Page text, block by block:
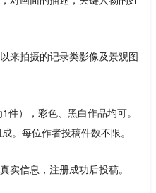
来拍摄的记录类影像及景观图
），彩色、黑白作品均可。
。每位作者投稿件数不限。
实信息，注册成功后投稿。